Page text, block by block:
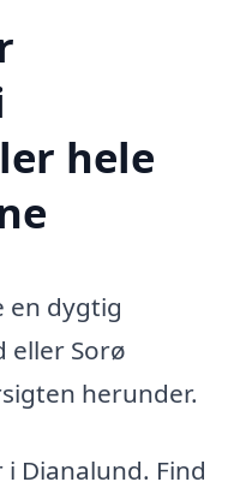
hele
en dygtig
eller Sorø
herunder.
Dianalund. Find